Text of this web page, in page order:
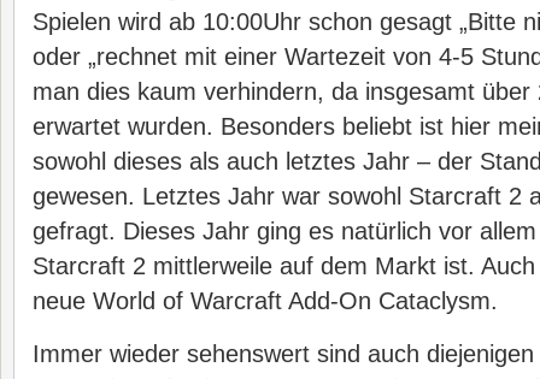
Spielen wird ab 10:00Uhr schon gesagt „Bitte
oder „rechnet mit einer Wartezeit von 4-5
man dies kaum verhindern, da insgesamt über
erwartet wurden. Besonders beliebt ist hier
sowohl dieses als auch letztes Jahr – der
gewesen. Letztes Jahr war sowohl Starcraft 2
gefragt. Dieses Jahr ging es natürlich vor
Starcraft 2 mittlerweile auf dem Markt ist.
neue World of Warcraft Add-On Cataclysm.
Immer wieder sehenswert sind auch